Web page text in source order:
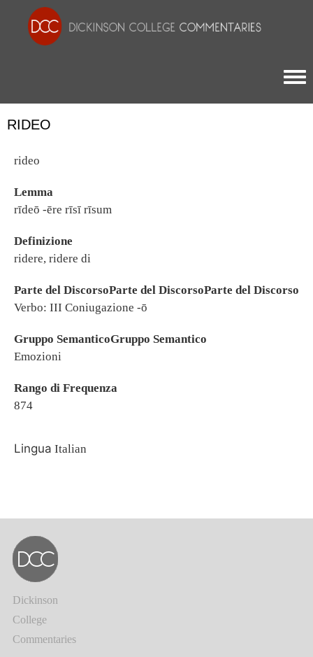
RIDEO
rideo
Lemma
rīdeō -ēre rīsī rīsum
Definizione
ridere, ridere di
Parte del DiscorsoParte del DiscorsoParte del Discorso
Verbo: III Coniugazione -ō
Gruppo SemanticoGruppo Semantico
Emozioni
Rango di Frequenza
874
Lingua Italian
Dickinson
College
Commentaries